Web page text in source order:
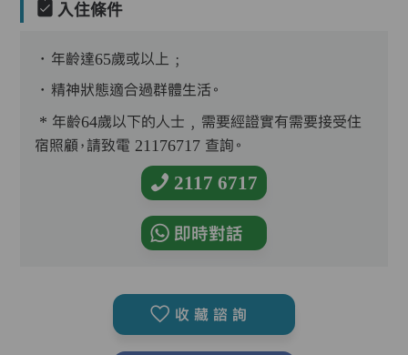
入住條件
．年齡達65歲或以上﹔
．精神狀態適合過群體生活。
* 年齡64歲以下的人士﹐需要經證實有需要接受住
宿照顧，請致電 21176717 查詢。
2117 6717
即時對話
收藏諮詢